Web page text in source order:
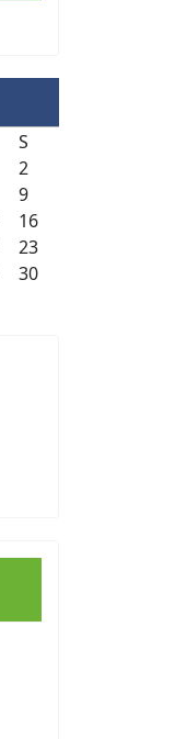
S
2
9
16
23
30